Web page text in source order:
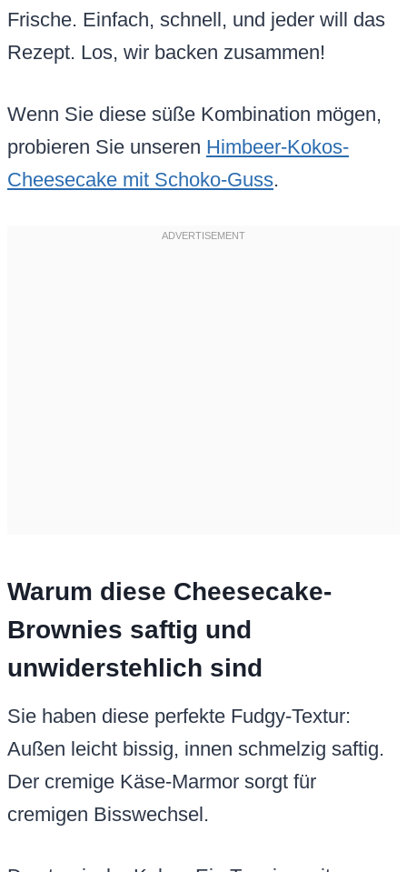
Frische. Einfach, schnell, und jeder will das
Rezept. Los, wir backen zusammen!
Wenn Sie diese süße Kombination mögen,
probieren Sie unseren Himbeer-Kokos-
Cheesecake mit Schoko-Guss.
Warum diese Cheesecake-
Brownies saftig und
unwiderstehlich sind
Sie haben diese perfekte Fudgy-Textur:
Außen leicht bissig, innen schmelzig saftig.
Der cremige Käse-Marmor sorgt für
cremigen Bisswechsel.